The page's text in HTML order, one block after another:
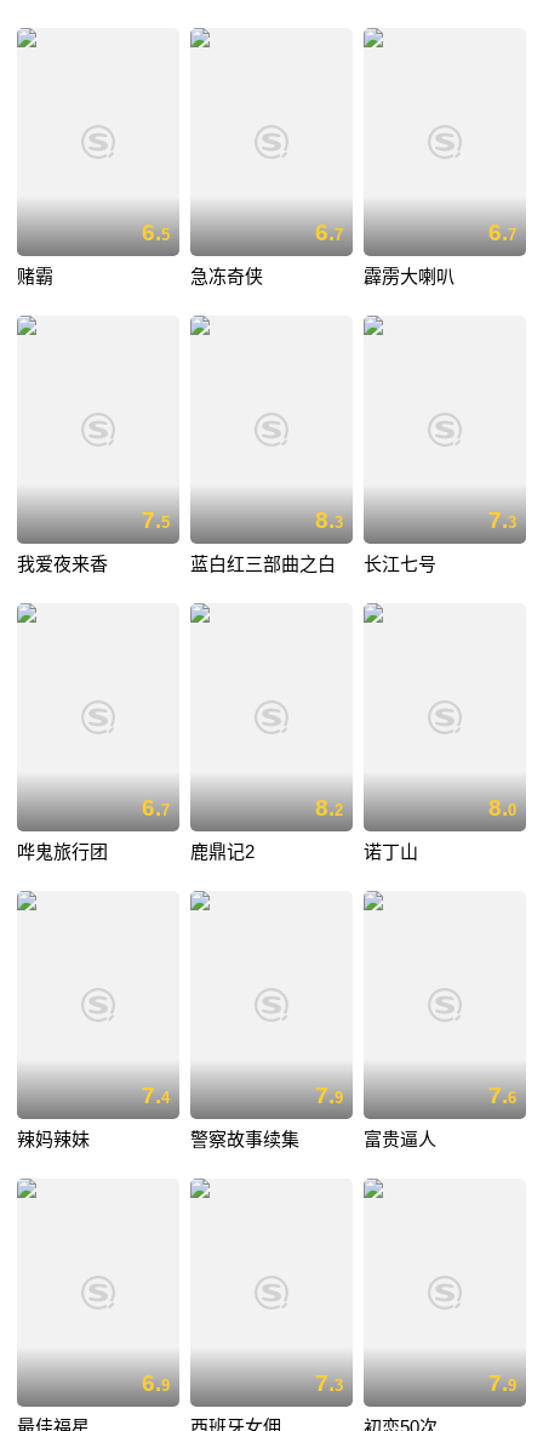
6.5
赌霸
6.7
急冻奇侠
6.7
霹雳大喇叭
7.5
我爱夜来香
8.3
蓝白红三部曲之白
7.3
长江七号
6.7
哗鬼旅行团
8.2
鹿鼎记2
8.0
诺丁山
7.4
辣妈辣妹
7.9
警察故事续集
7.6
富贵逼人
6.9 7.3 7.9